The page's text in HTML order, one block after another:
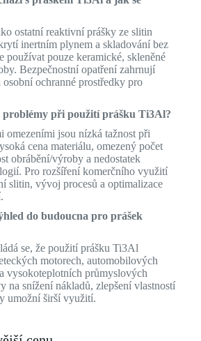
ostatní reaktivní prášky ze slitin
inertním plynem a skladování bez
používat pouze keramické, skleněné
Bezpečnostní opatření zahrnují
osobní ochranné prostředky pro
problémy při použití prášku Ti3Al?
jsou nízká tažnost při
cena materiálu, omezený počet
obrábění/výroby a nedostatek
Pro rozšíření komerčního využití
slitin, vývoj procesů a optimalizace
do budoucna pro prášek
se, že použití prášku Ti3Al
motorech, automobilových
vysokoteplotních průmyslových
na snížení nákladů, zlepšení vlastností
umožní širší využití.